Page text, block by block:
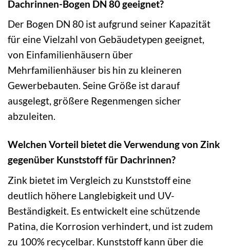
Dachrinnen-Bogen DN 80 geeignet?
Der Bogen DN 80 ist aufgrund seiner Kapazität
für eine Vielzahl von Gebäudetypen geeignet,
von Einfamilienhäusern über
Mehrfamilienhäuser bis hin zu kleineren
Gewerbebauten. Seine Größe ist darauf
ausgelegt, größere Regenmengen sicher
abzuleiten.
Welchen Vorteil bietet die Verwendung von Zink
gegenüber Kunststoff für Dachrinnen?
Zink bietet im Vergleich zu Kunststoff eine
deutlich höhere Langlebigkeit und UV-
Beständigkeit. Es entwickelt eine schützende
Patina, die Korrosion verhindert, und ist zudem
zu 100% recycelbar. Kunststoff kann über die